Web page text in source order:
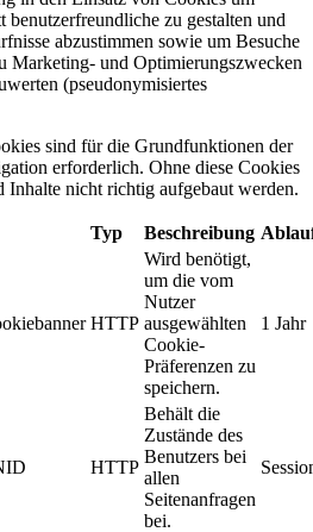
benutzerfreundliche zu gestalten und
abzustimmen sowie um Besuche
Marketing- und Optimierungszwecken
(pseudonymisiertes
sind für die Grundfunktionen der
erforderlich. Ohne diese Cookies
Inhalte nicht richtig aufgebaut werden.
Typ Beschreibung
HTTP
Wird benötigt,
um die vom
Nutzer
ausgewählten
Cookie-
Präferenzen zu
speichern.
1 Jahr
HTTP
Behält die
Zustände des
Benutzers bei
allen
Seitenanfragen
bei.